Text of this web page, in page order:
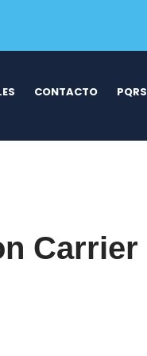
CONTACTO PQRS
Carrier